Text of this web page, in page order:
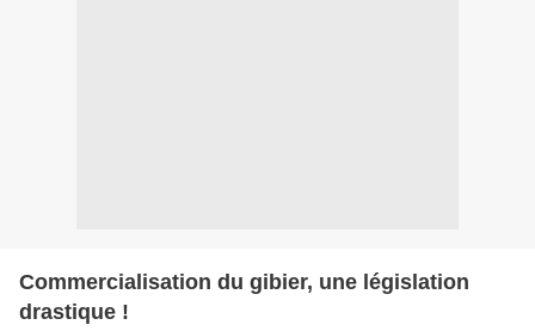
Commercialisation du gibier, une législation
drastique !